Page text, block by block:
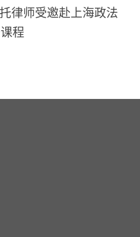
律师受邀赴上海政法
程